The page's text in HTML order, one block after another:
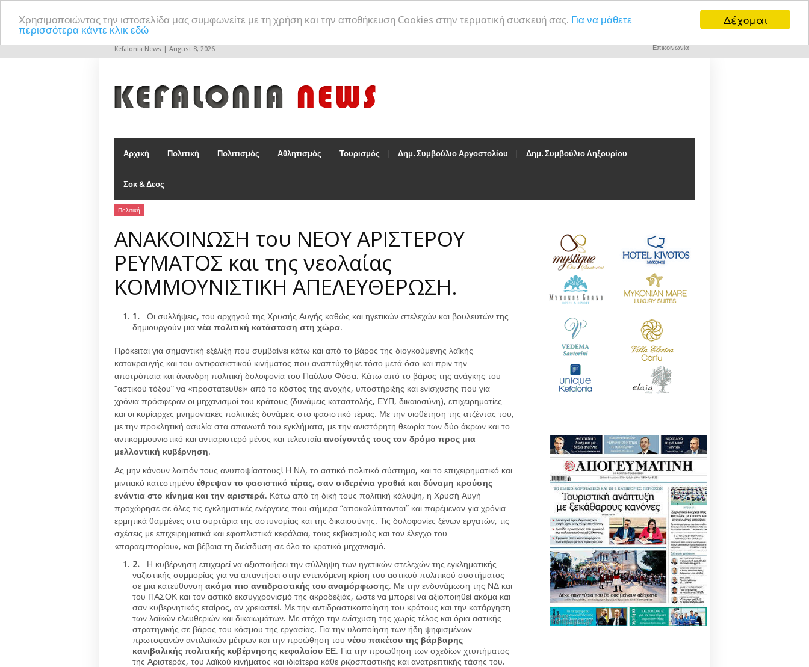
Δέχομαι
Χρησιμοποιώντας την ιστοσελίδα μας συμφωνείτε με τη χρήση και την αποθήκευση Cookies στην τερματική συσκευή σας. Για να μάθετε
περισσότερα κάντε κλικ εδώ
Kefalonia News | August 8, 2026 Επικοινωνία
Αρχική Πολιτική Πολιτισμός Αθλητισμός Τουρισμός Δημ. Συμβούλιο Αργοστολίου Δημ. Συμβούλιο Ληξουρίου
Σοκ & Δεος
Πολιτική
ΑΝΑΚΟΙΝΩΣΗ του ΝΕΟΥ ΑΡΙΣΤΕΡΟΥ
ΡΕΥΜΑΤΟΣ και της νεολαίας
ΚΟΜΜΟΥΝΙΣΤΙΚΗ ΑΠΕΛΕΥΘΕΡΩΣΗ.
1. Οι συλλήψεις, του αρχηγού της Χρυσής Αυγής καθώς και ηγετικών στελεχών και βουλευτών της
δημιουργούν μια νέα πολιτική κατάσταση στη χώρα.
Πρόκειται για σημαντική εξέλιξη που συμβαίνει κάτω και από το βάρος της διογκούμενης λαϊκής
κατακραυγής και του αντιφασιστικού κινήματος που αναπτύχθηκε τόσο μετά όσο και πριν την
αποτρόπαια και άνανδρη πολιτική δολοφονία του Παύλου Φύσα. Κάτω από το βάρος της ανάγκης του
“αστικού τόξου” να «προστατευθεί» από το κόστος της ανοχής, υποστήριξης και ενίσχυσης που για
χρόνια πρόσφεραν οι μηχανισμοί του κράτους (δυνάμεις καταστολής, ΕΥΠ, δικαιοσύνη), επιχειρηματίες
και οι κυρίαρχες μνημονιακές πολιτικές δυνάμεις στο φασιστικό τέρας. Με την υιοθέτηση της ατζέντας του,
με την προκλητική ασυλία στα απανωτά του εγκλήματα, με την ανιστόρητη θεωρία των δύο άκρων και το
αντικομμουνιστικό και αντιαριστερό μένος και τελευταία ανοίγοντάς τους τον δρόμο προς μια
μελλοντική κυβέρνηση.
Ας μην κάνουν λοιπόν τους ανυποψίαστους! Η ΝΔ, το αστικό πολιτικό σύστημα, και το επιχειρηματικό και
μιντιακό κατεστημένο έθρεψαν το φασιστικό τέρας, σαν σιδερένια γροθιά και δύναμη κρούσης
ενάντια στο κίνημα και την αριστερά. Κάτω από τη δική τους πολιτική κάλυψη, η Χρυσή Αυγή
προχώρησε σε όλες τις εγκληματικές ενέργειες που σήμερα “αποκαλύπτονται” και παρέμεναν για χρόνια
ερμητικά θαμμένες στα συρτάρια της αστυνομίας και της δικαιοσύνης. Τις δολοφονίες ξένων εργατών, τις
σχέσεις με επιχειρηματικά και εφοπλιστικά κεφάλαια, τους εκβιασμούς και τον έλεγχο του
«παραεμπορίου», και βέβαια τη διείσδυση σε όλο το κρατικό μηχανισμό.
2. Η κυβέρνηση επιχειρεί να αξιοποιήσει την σύλληψη των ηγετικών στελεχών της εγκληματικής
ναζιστικής συμμορίας για να απαντήσει στην εντεινόμενη κρίση του αστικού πολιτικού συστήματος
σε μια κατεύθυνση ακόμα πιο αντιδραστικής του αναμόρφωσης. Με την ενδυνάμωση της ΝΔ και
του ΠΑΣΟΚ και τον αστικό εκσυγχρονισμό της ακροδεξιάς, ώστε να μπορεί να αξιοποιηθεί ακόμα και
σαν κυβερνητικός εταίρος, αν χρειαστεί. Με την αντιδραστικοποίηση του κράτους και την κατάργηση
των λαϊκών ελευθεριών και δικαιωμάτων. Με στόχο την ενίσχυση της χωρίς τέλος και όρια αστικής
στρατηγικής σε βάρος του κόσμου της εργασίας. Για την υλοποίηση των ήδη ψηφισμένων
πρωτοφανών αντιλαϊκών μέτρων και την προώθηση του νέου πακέτου της βάρβαρης
κανιβαλικής πολιτικής κυβέρνησης κεφαλαίου ΕΕ. Για την προώθηση των σχεδίων χτυπήματος
της Αριστεράς, του λαϊκού κινήματος και ιδιαίτερα κάθε ριζοσπαστικής και ανατρεπτικής τάσης του.